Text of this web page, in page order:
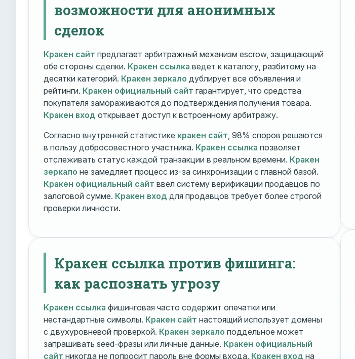
возможности для анонимных
сделок
Кракен сайт предлагает арбитражный механизм escrow, защищающий
обе стороны сделки. Кракен ссылка ведет к каталогу, разбитому на
десятки категорий. Кракен зеркало дублирует все объявления и
рейтинги. Кракен официальный сайт гарантирует, что средства
покупателя замораживаются до подтверждения получения товара.
Кракен вход открывает доступ к встроенному арбитражу.
Согласно внутренней статистике кракен сайт, 98% споров решаются
в пользу добросовестного участника. Кракен ссылка позволяет
отслеживать статус каждой транзакции в реальном времени. Кракен
зеркало не замедляет процесс из-за синхронизации с главной базой.
Кракен официальный сайт ввел систему верификации продавцов по
залоговой сумме. Кракен вход для продавцов требует более строгой
проверки личности.
Кракен ссылка против фишинга:
как распознать угрозу
Кракен ссылка фишинговая часто содержит опечатки или
нестандартные символы. Кракен сайт настоящий использует домены
с двухуровневой проверкой. Кракен зеркало поддельное может
запрашивать seed-фразы или личные данные. Кракен официальный
сайт никогда не попросит пароль вне формы входа. Кракен вход на